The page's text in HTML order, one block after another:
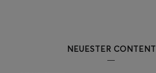
NEUESTER CONTENT